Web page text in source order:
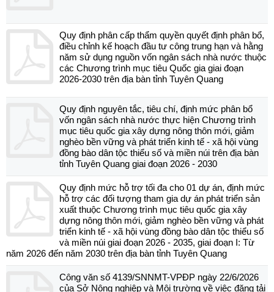
Quy định phân cấp thẩm quyền quyết định phân bổ,
điều chỉnh kế hoạch đầu tư công trung hạn và hằng
năm sử dụng nguồn vốn ngân sách nhà nước thuộc
các Chương trình mục tiêu Quốc gia giai đoạn
2026-2030 trên địa bàn tỉnh Tuyên Quang
Quy định nguyên tắc, tiêu chí, định mức phân bổ
vốn ngân sách nhà nước thực hiện Chương trình
mục tiêu quốc gia xây dựng nông thôn mới, giảm
nghèo bền vững và phát triển kinh tế - xã hội vùng
đồng bào dân tộc thiểu số và miền núi trên địa bàn
tỉnh Tuyên Quang giai đoạn 2026 - 2030
Quy định mức hỗ trợ tối đa cho 01 dự án, định mức
hỗ trợ các đối tượng tham gia dự án phát triển sản
xuất thuộc Chương trình mục tiêu quốc gia xây
dựng nông thôn mới, giảm nghèo bền vững và phát
triển kinh tế - xã hội vùng đồng bào dân tộc thiểu số
và miền núi giai đoạn 2026 - 2035, giai đoạn I: Từ
năm 2026 đến năm 2030 trên địa bàn tỉnh Tuyên Quang
Công văn số 4139/SNNMT-VPĐP ngày 22/6/2026
của Sở Nông nghiệp và Môi trường về việc đăng tải